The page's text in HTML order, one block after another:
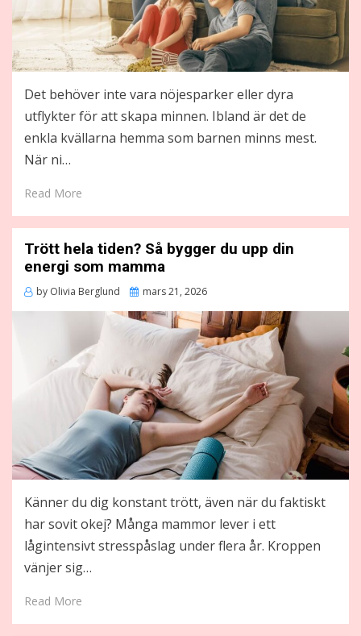
Det behöver inte vara nöjesparker eller dyra
utflykter för att skapa minnen. Ibland är det de
enkla kvällarna hemma som barnen minns mest.
När ni…
Read More
Trött hela tiden? Så bygger du upp din
energi som mamma
by Olivia Berglund
Posted
mars 21, 2026
Känner du dig konstant trött, även när du faktiskt
har sovit okej? Många mammor lever i ett
lågintensivt stresspåslag under flera år. Kroppen
vänjer sig…
Read More